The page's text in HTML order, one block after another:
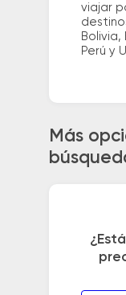
viajar
Bolivia,
Perú y
Más